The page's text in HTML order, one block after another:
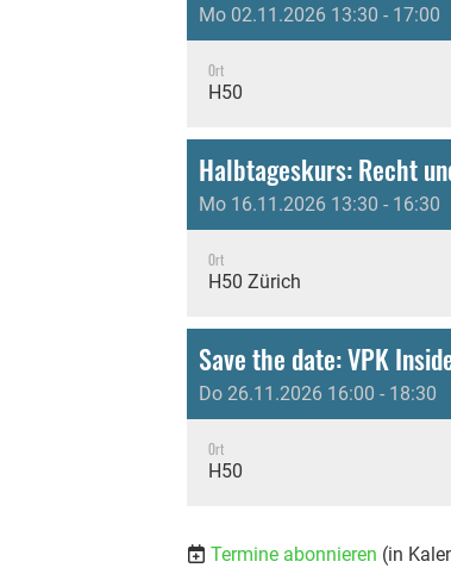
Mo 02.11.2026 13:30 - 17:00
Ort
H50
Halbtageskurs: Recht
Mo 16.11.2026 13:30 - 16:30
Ort
H50 Zürich
Do 26.11.2026 16:00 - 18:30
Ort
H50
Termine abonnieren (in